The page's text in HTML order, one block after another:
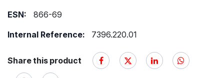
ESN:
866-69
Internal Reference:
7396.220.01
Share this product